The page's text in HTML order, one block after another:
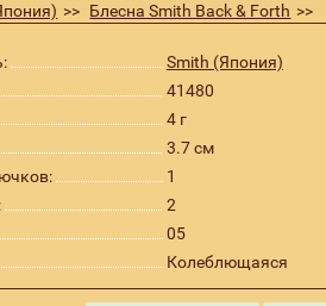
Блесна Smith Back & Forth
Smith (Япония)
41480
4 г
3.7 см
1
2
05
Колеблющаяся